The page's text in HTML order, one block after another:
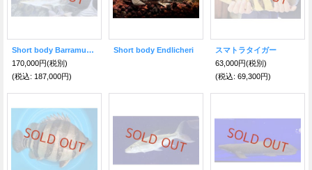
Short body Barramundi
170,000円(税別)
(税込: 187,000円)
Short body Endlicheri
スマトラタイガー
63,000円(税別)
(税込: 69,300円)